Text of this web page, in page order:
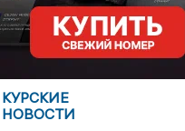
КУРСКИЕ
НОВОСТИ